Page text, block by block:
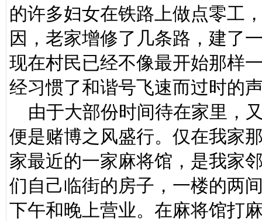
的许多妇女在铁路上做点零工
因，老家增修了几条路，建了
现在村民已经不像最开始那样
经习惯了和谐号飞速而过时的
由于大部份时间待在家里，
便是赌博之风盛行。仅在我家
家最近的一家麻将馆，是我家
们自己临街的房子，一楼的两
下午和晚上营业。在麻将馆打